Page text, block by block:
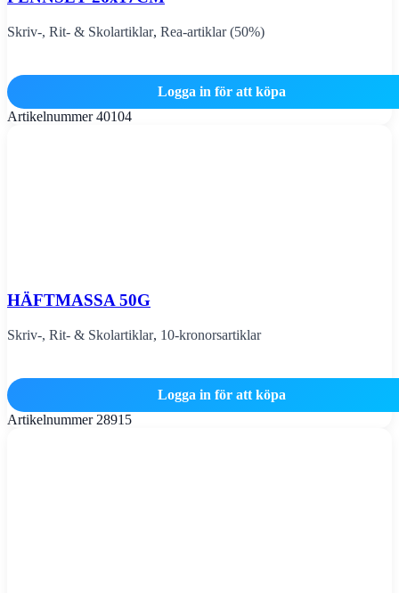
Skriv-, Rit- & Skolartiklar, Rea-artiklar (50%)
Logga in för att köpa
Artikelnummer40104
HÄFTMASSA 50G
Skriv-, Rit- & Skolartiklar, 10-kronorsartiklar
Logga in för att köpa
Artikelnummer 28915